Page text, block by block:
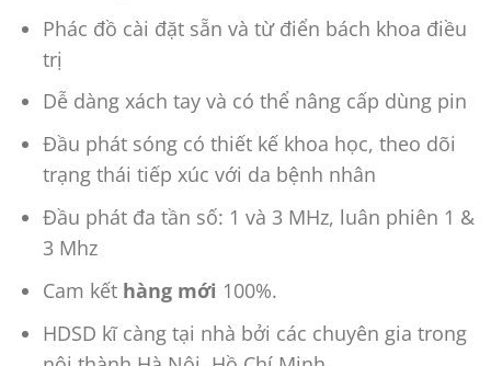
Phác đồ cài đặt sẵn và từ điển bách khoa điều
trị
Dễ dàng xách tay và có thể nâng cấp dùng pin
Đầu phát sóng có thiết kế khoa học, theo dõi
trạng thái tiếp xúc với da bệnh nhân
Đầu phát đa tần số: 1 và 3 MHz, luân phiên 1 &
3 Mhz
Cam kết hàng mới 100%.
HDSD kĩ càng tại nhà bởi các chuyên gia trong